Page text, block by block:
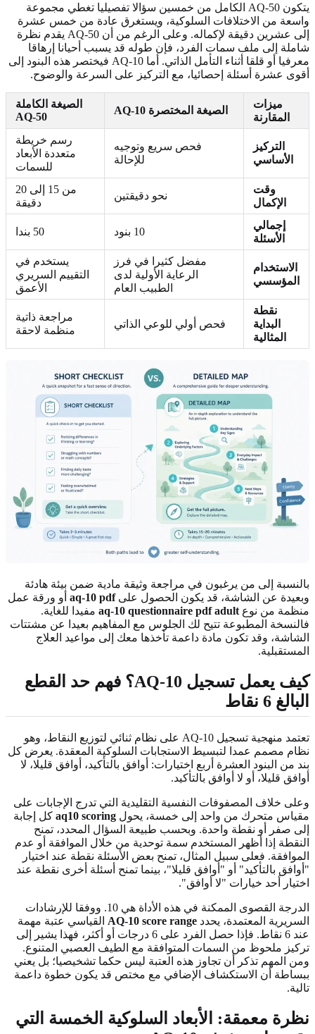
يتكون AQ-50 الكامل من خمسين سؤالا تفصيليا تغطي مجموعة
واسعة من الاختلافات السلوكية، ويستغرق عادة من خمس عشرة
إلى عشرين دقيقة لإكماله. وعلى الرغم من أن AQ-50 يقدم نظرة
شاملة إلى ملف سمات الفرد، فإن طوله قد يسبب أحيانا إرهاقا
معرفيا أو قلقا أثناء التأمل الذاتي. أما AQ-10 فيختصر هذه البنود إلى
أقوى عشرة أسئلة إحصائيا، مع التركيز على السرعة والوضوح.
ميزات
المقارنة
الصيغة المختصرة AQ-10
الصيغة الكاملة
AQ-50
التركيز
الأساسي
فحص سريع وتوجيه
للإحالة
رسم خريطة
متعددة الأبعاد
للسمات
وقت
الإكمال
نحو دقيقتين
من 15 إلى 20
دقيقة
إجمالي
الأسئلة
10 بنود 50 بندا
الاستخدام
المؤسسي
مفضل كثيرا في فرز
الرعاية الأولية لدى
الطبيب العام
يستخدم في
التقييم السريري
الأعمق
نقطة
البداية
المثالية
فحص أولي للوعي الذاتي
مراجعة ذاتية
منظمة لاحقة
بالنسبة إلى من يرغبون في مراجعة وثيقة مادية ضمن بيئة هادئة
وبعيدة عن الشاشة، قد يكون الحصول علىaq-10 pdf أو ورقة عمل
منظمة من نوع aq-10 questionnaire pdf adult مفيدا للغاية.
فالنسخة المطبوعة تتيح لك الجلوس مع المفاهيم بعيدا عن مشتتات
الشاشة، وقد تكون مادة داعمة تأخذها معك إلى مواعيد العلاج
المستقبلية.
كيف يعمل تسجيل AQ-10؟ فهم حد القطع
البالغ 6 نقاط
تعتمد منهجية تسجيل AQ-10 على نظام ثنائي لتوزيع النقاط، وهو
نظام مصمم عمدا لتبسيط الاستجابات السلوكية المعقدة. يعرض كل
بند من البنود العشرة أربع اختيارات: أوافق بالتأكيد، أوافق قليلا، لا
أوافق قليلا، أو لا أوافق بالتأكيد.
وعلى خلاف المصفوفات النفسية التقليدية التي تدرج الإجابات على
مقياس متحرك من واحد إلى خمسة، يحول aq10 scoring كل إجابة
إلى صفر أو نقطة واحدة. وبحسب طبيعة السؤال المحدد، تمنح
النقطة إذا أظهر المستخدم سمة توحدية من خلال الموافقة أو عدم
الموافقة. فعلى سبيل المثال، تمنح بعض الأسئلة نقطة عند اختيار
"أوافق بالتأكيد" أو "أوافق قليلا"، بينما تمنح أسئلة أخرى نقطة عند
اختيار أحد خيارات "لا أوافق".
الدرجة القصوى الممكنة في هذه الأداة هي 10. ووفقا للإرشادات
السريرية المعتمدة، يحدد AQ-10 score range القياسي عتبة مهمة
عند 6 نقاط. فإذا حصل الفرد على 6 درجات أو أكثر، فهذا يشير إلى
تركيز ملحوظ من السمات المتوافقة مع الطيف العصبي المتنوع.
ومن المهم تذكر أن تجاوز هذه العتبة ليس حكما تشخيصيا؛ بل يعني
ببساطة أن الاستكشاف الإضافي مع مختص قد يكون خطوة داعمة
تالية.
نظرة معمقة: الأبعاد السلوكية الخمسة التي